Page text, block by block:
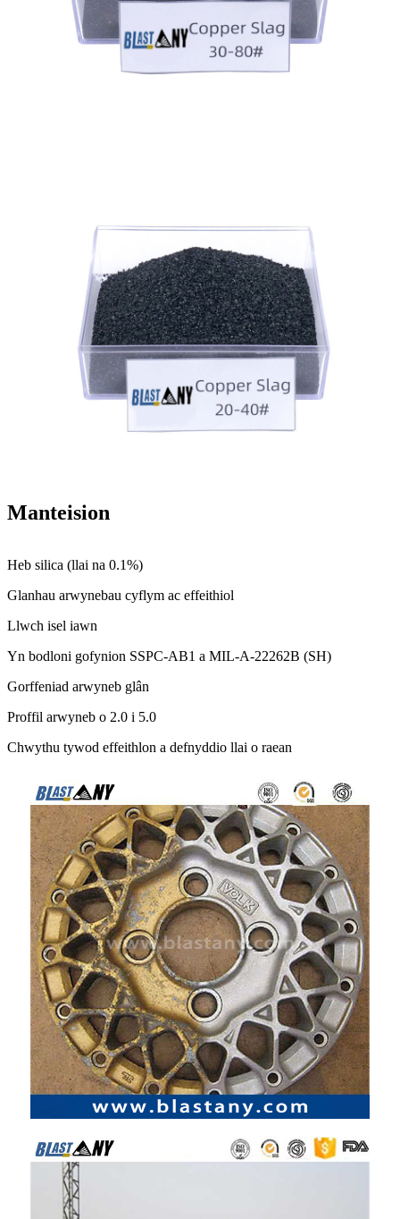
Manteision
Heb silica (llai na 0.1%)
Glanhau arwynebau cyflym ac effeithiol
Llwch isel iawn
Yn bodloni gofynion SSPC-AB1 a MIL-A-22262B (SH)
Gorffeniad arwyneb glân
Proffil arwyneb o 2.0 i 5.0
Chwythu tywod effeithlon a defnyddio llai o raean